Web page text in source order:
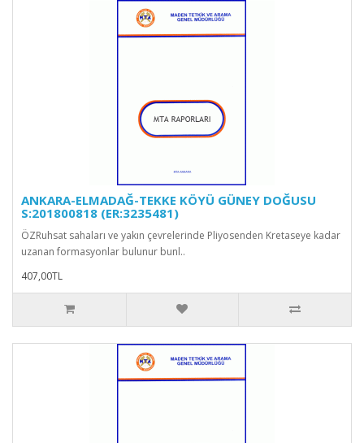
ANKARA-ELMADAĞ-TEKKE KÖYÜ GÜNEY DOĞUSU
S:201800818 (ER:3235481)
ÖZRuhsat sahaları ve yakın çevrelerinde Pliyosenden Kretaseye kadar
uzanan formasyonlar bulunur bunl..
407,00TL